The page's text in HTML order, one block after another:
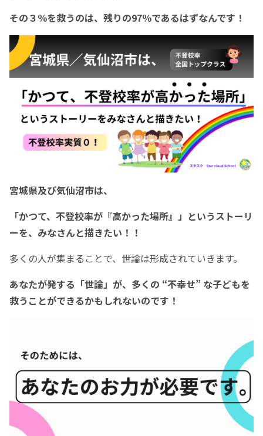
その３％を救うのは、残りの97％であるはずなんです！
宮城県及び気仙沼市は、
「かつて、不登校率が『高かった場所』」というストーリ
ーを、みなさんと描きたい！！
多くの人が集まることで、世論は形成されていきます。
あなたが発する「世論」が、多くの “不幸せ” な子どもを
救うことができるかもしれないのです！